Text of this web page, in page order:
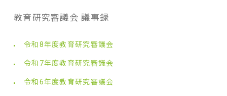
教育研究審議会 議事録
令和8年度教育研究審議会
令和7年度教育研究審議会
令和6年度教育研究審議会